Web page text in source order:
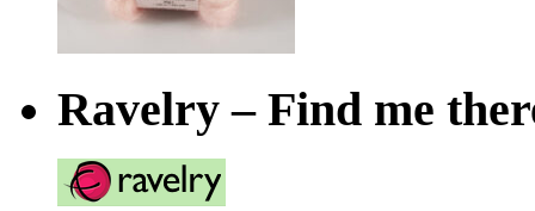
Ravelry – Find me